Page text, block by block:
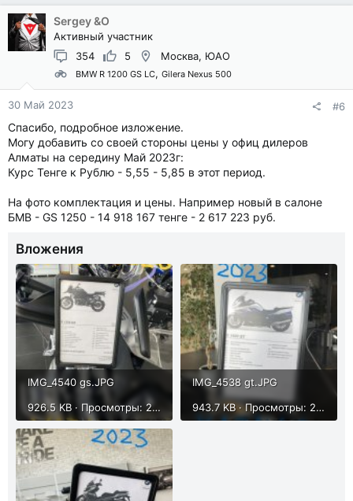
Sergey &O
Активный участник
354
5 Москва, ЮАО
BMW R 1200 GS LC Gilera Nexus 500
30 Май 2023 #6
Спасибо, подробное изложение.
Могу добавить со своей стороны цены у офиц дилеров
Алматы на середину Май 2023г:
Курс Тенге к Рублю - 5,55 - 5,85 в этот период.
На фото комплектация и цены. Например новый в салоне
БМВ - GS 1250 - 14 918 167 тенге - 2 617 223 руб.
Вложения
IMG_4540 gs.JPG
926.5 KB · Просмотры: 286
IMG_4538 gt.JPG
943.7 KB · Просмотры: 280